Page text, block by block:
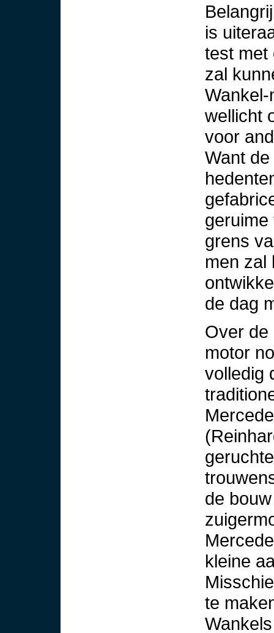
is
test met
zal
wellicht
voor
Want
grens
men zal
de dag
Over de
motor
volledig
de
kleine
te